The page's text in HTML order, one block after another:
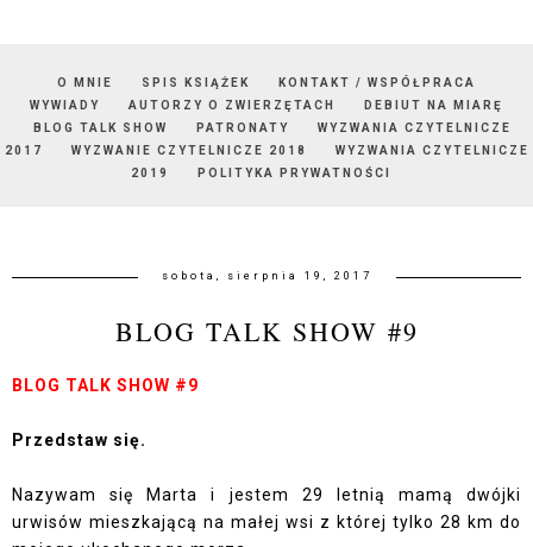
O MNIE SPIS KSIĄŻEK
KONTAKT / WSPÓŁPRACA
WYWIADY
AUTORZY O ZWIERZĘTACH
DEBIUT NA MIARĘ
BLOG TALK SHOW
PATRONATY
WYZWANIA CZYTELNICZE
2017
WYZWANIE CZYTELNICZE 2018
WYZWANIA CZYTELNICZE
2019
POLITYKA PRYWATNOŚCI
sobota, sierpnia 19, 2017
BLOG TALK SHOW #9
BLOG TALK SHOW #9
Przedstaw się.
Nazywam się Marta i jestem 29 letnią mamą dwójki
urwisów mieszkającą na małej wsi z której tylko 28 km do